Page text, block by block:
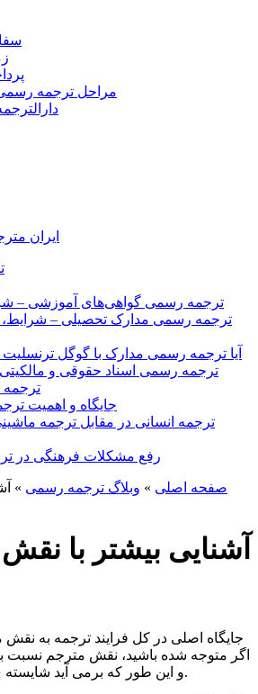
مراحل ترجمه
ایران
ترجمه رسمی گواهی‌های آموزشی –
ترجمه رسمی مدارک تحصیلی – شرایط،
آیا ترجمه رسمی مدارک با گوگل
ترجمه رسمی اسناد حقوقی و مالکیتی |
جایگاه و اهمیت
ترجمه انسانی در مقابل ترجمه
رفع مشکلات فرهنگی در
صفحه اصلی » وبلاگ ترجمه رسمی »
آشنایی بیشتر با
جایگاه اصلی در کل فرایند ترجمه به
اگر متوجه شده باشید، نقش مترجم نسبت
و این طور که برمی آید شایسته ی بررسی دقیق تر است.